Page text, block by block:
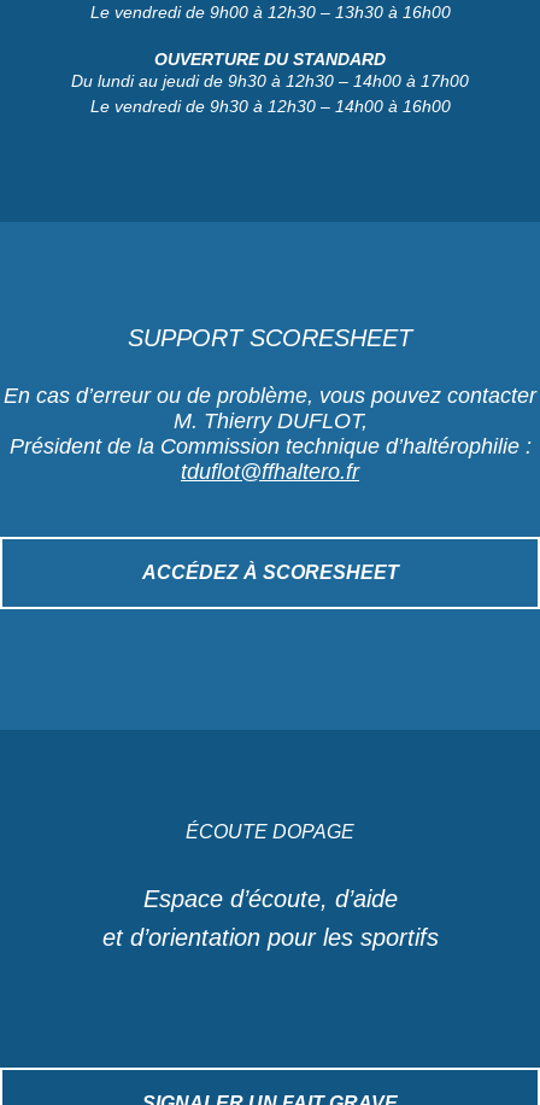
Le vendredi de 9h00 à 12h30 – 13h30 à 16h00
OUVERTURE DU STANDARD
Du lundi au jeudi de 9h30 à 12h30 – 14h00 à 17h00
Le vendredi de 9h30 à 12h30 – 14h00 à 16h00
SUPPORT SCORESHEET
En cas d’erreur ou de problème, vous pouvez contacter
M. Thierry DUFLOT,
Président de la Commission technique d’haltérophilie :
tduflot@ffhaltero.fr
ACCÉDEZ À SCORESHEET
ÉCOUTE DOPAGE
Espace d’écoute, d’aide
et d’orientation pour les sportifs